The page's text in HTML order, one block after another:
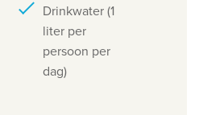
Drinkwater (1
liter per
persoon per
dag)